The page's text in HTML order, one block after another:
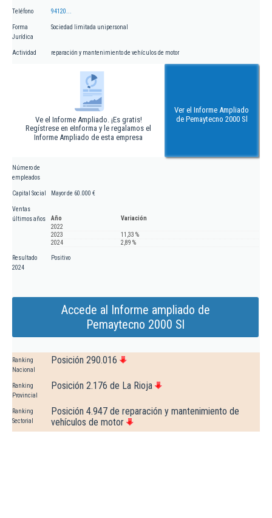
Teléfono 94120...
Forma
Jurídica
Sociedad limitada unipersonal
Actividad reparación y mantenimiento de vehículos de motor
Ve el Informe Ampliado. ¡Es gratis!
Regístrese en eInforma y le regalamos el
Informe Ampliado de esta empresa
Ver el Informe Ampliado
de Pemaytecno 2000 Sl
Número de
empleados
Capital Social Mayor de 60.000 €
Ventas
últimos años
Año
Variación
2022
2023
11,33 %
2024
2,89 %
Resultado
2024
Positivo
Accede al Informe ampliado de
Pemaytecno 2000 Sl
Ranking
Nacional
Posición 290.016
Ranking
Provincial
Posición 2.176 de La Rioja
Ranking
Sectorial
Posición 4.947 de reparación y mantenimiento de
vehículos de motor